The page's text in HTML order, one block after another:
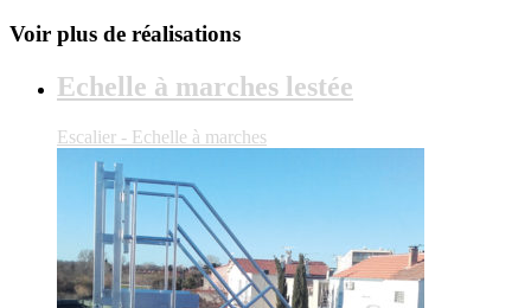
Voir plus de réalisations
Echelle à marches lestée
Escalier - Echelle à marches